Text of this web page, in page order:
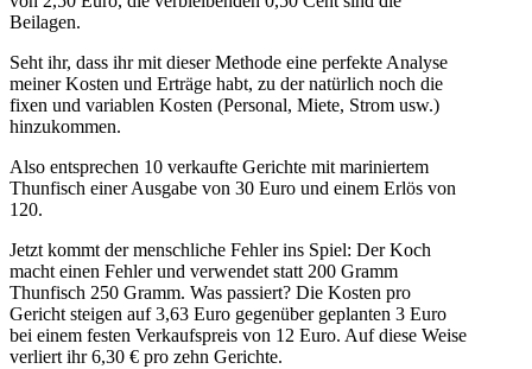
Beilagen.
Seht ihr, dass ihr mit dieser Methode eine perfekte Analyse
meiner Kosten und Erträge habt, zu der natürlich noch die
fixen und variablen Kosten (Personal, Miete, Strom usw.)
hinzukommen.
Also entsprechen 10 verkaufte Gerichte mit mariniertem
Thunfisch einer Ausgabe von 30 Euro und einem Erlös von
120.
Jetzt kommt der menschliche Fehler ins Spiel: Der Koch
macht einen Fehler und verwendet statt 200 Gramm
Thunfisch 250 Gramm. Was passiert? Die Kosten pro
Gericht steigen auf 3,63 Euro gegenüber geplanten 3 Euro
bei einem festen Verkaufspreis von 12 Euro. Auf diese Weise
verliert ihr 6,30 € pro zehn Gerichte.